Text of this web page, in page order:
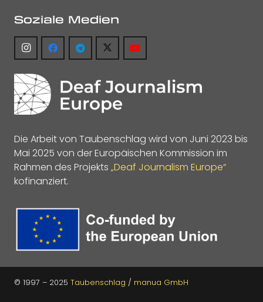
Soziale Medien
Die Arbeit von Taubenschlag wird von Juni 2023 bis
Mai 2025 von der Europäischen Kommission im
Rahmen des Projekts „Deaf Journalism Europe“
kofinanziert.
© 1997 – 2025 Taubenschlag / manua GmbH